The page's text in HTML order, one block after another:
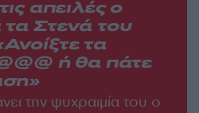
απειλές ο
τα Στενά του
τα
ή θα πάτε
την ψυχραιμία του ο